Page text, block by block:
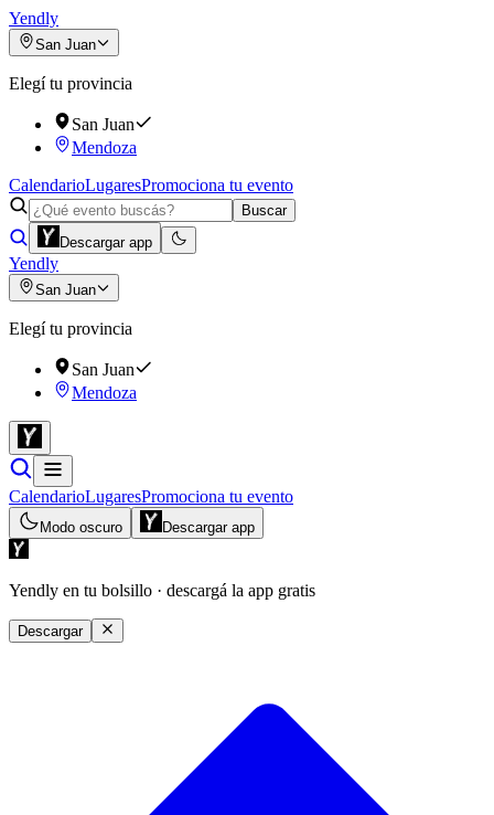
Yendly
San Juan
Elegí tu provincia
San Juan
Mendoza
CalendarioLugaresPromociona tu evento
Buscar
Descargar app
Yendly
San Juan
Elegí tu provincia
San Juan
Mendoza
CalendarioLugaresPromociona tu evento
Modo oscuro Descargar app
Yendly en tu bolsillo · descargá la app gratis
Descargar